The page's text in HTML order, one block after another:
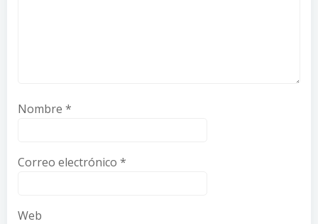
Nombre *
Correo electrónico *
Web